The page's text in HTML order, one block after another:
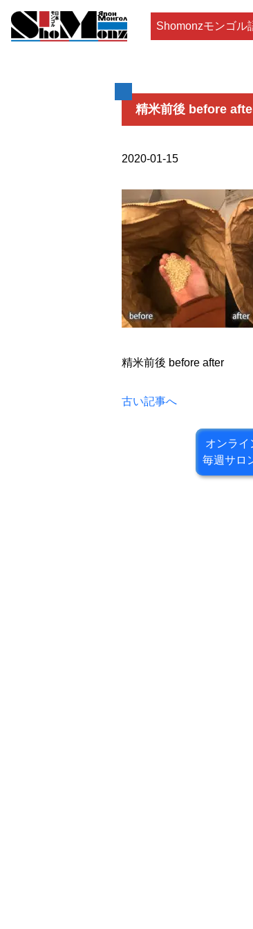
Shomonzモンゴル
精米前後 before
2020-01-15
精米前後 before after
古い記事へ
オンライ
毎週サロ